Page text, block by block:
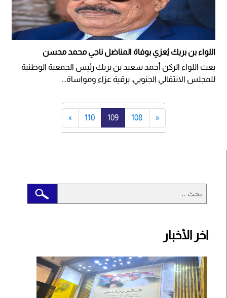
اللواء بن بريك يُعزي بوفاة المناضل ناجي محمد محسن
بعث اللواء الركن أحمد سعيد بن بريك رئيس الجمعية الوطنية
للمجلس الانتقالي الجنوبي، برقية عزاء ومواساة...
«
108
109
110
»
اخر الأخبار